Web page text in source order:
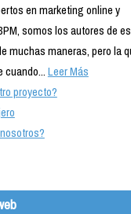
en marketing online y
somos los autores de
muchas maneras, pero la
cuando...Leer Más
proyecto?